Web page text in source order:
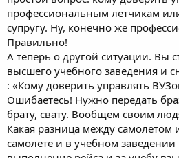
профессиональным летчикам
супругу. Ну, конечно же
Правильно!
А теперь о другой ситуации. Вы
высшего учебного заведения и
: «Кому доверить управлять
Ошибаетесь! Нужно передать
брату, свату. Вообщем своим
Какая разница между самолетом
самолете и в учебном